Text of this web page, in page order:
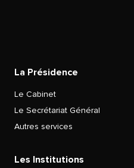
La Présidence
Le Cabinet
Le Secrétariat Général
Autres services
Les Institutions